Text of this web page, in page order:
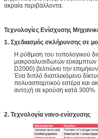
ακραία περιβάλλοντα.
Τεχνολογίες Ενίσχυσης
1. Σχεδιασμός σκλήρυνσης σε
Η ρύθμιση του τοπολογικού
μακροαλυσιδωτών
D2000) βελτιώνει την
Ένα διπλό διαπλεκόμενο
πολυασπαρτικού εστέρα και
αντοχή σε κρούση κατά 300%.
2. Τεχνολογία νανο-ενίσχυσης